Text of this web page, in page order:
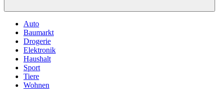
Auto
Baumarkt
Drogerie
Elektronik
Haushalt
Sport
Tiere
Wohnen